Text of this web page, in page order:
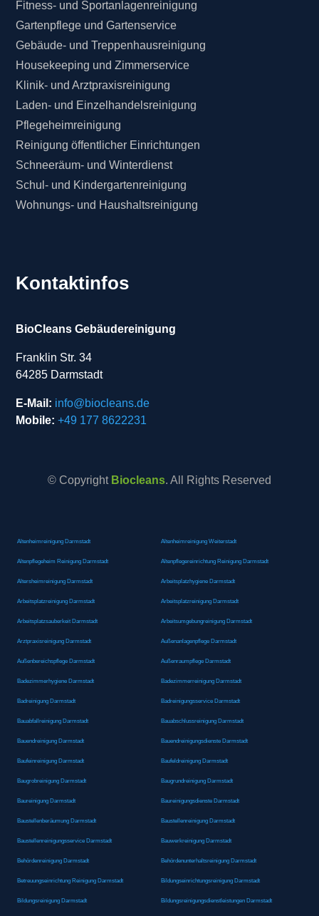
Fitness- und Sportanlagenreinigung
Gartenpflege und Gartenservice
Gebäude- und Treppenhausreinigung
Housekeeping und Zimmerservice
Klinik- und Arztpraxisreinigung
Laden- und Einzelhandelsreinigung
Pflegeheimreinigung
Reinigung öffentlicher Einrichtungen
Schneeräum- und Winterdienst
Schul- und Kindergartenreinigung
Wohnungs- und Haushaltsreinigung
Kontaktinfos
BioCleans Gebäudereinigung
Franklin Str. 34
64285 Darmstadt
E-Mail: info@biocleans.de
Mobile: +49 177 8622231
© Copyright Biocleans. All Rights Reserved
Altenheimreinigung Darmstadt Altenheimreinigung Weiterstadt
Altenpflegeheim Reinigung Darmstadt Altenpflegereinrichtung Reinigung Darmstadt
Altersheimreinigung Darmstadt Arbeitsplatzhygiene Darmstadt
Arbeitsplatzreinigung Darmstadt Arbeitsplatzreinigung Darmstadt
Arbeitsplatzsauberkeit Darmstadt Arbeitsumgebungreinigung Darmstadt
Arztpraxisreinigung Darmstadt Außenanlagenpflege Darmstadt
Außenbereichspflege Darmstadt Außenraumpflege Darmstadt
Badezimmerhygiene Darmstadt Badezimmerreinigung Darmstadt
Badreinigung Darmstadt Badreinigungsservice Darmstadt
Bauabfallreinigung Darmstadt Bauabschlussreinigung Darmstadt
Bauendreinigung Darmstadt Bauendreinigungsdienste Darmstadt
Baufeinreinigung Darmstadt Baufeldreinigung Darmstadt
Baugrobreinigung Darmstadt Baugrundreinigung Darmstadt
Baureinigung Darmstadt Baureinigungsdienste Darmstadt
Baustellenberäumung Darmstadt Baustellenreinigung Darmstadt
Baustellenreinigungsservice Darmstadt Bauwerkreinigung Darmstadt
Behördenreinigung Darmstadt Behördenunterhaltsreinigung Darmstadt
Betreuungseinrichtung Reinigung Darmstadt Bildungseinrichtungsreinigung Darmstadt
Bildungsreinigung Darmstadt Bildungsreinigungsdienstleistungen Darmstadt